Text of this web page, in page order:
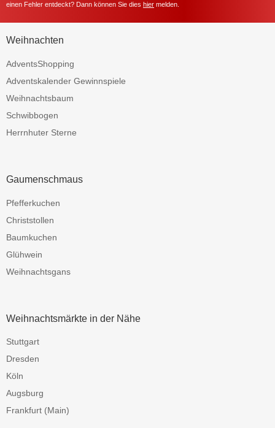
einen Fehler entdeckt? Dann können Sie dies hier melden.
Weihnachten
AdventsShopping
Adventskalender Gewinnspiele
Weihnachtsbaum
Schwibbogen
Herrnhuter Sterne
Gaumenschmaus
Pfefferkuchen
Christstollen
Baumkuchen
Glühwein
Weihnachtsgans
Weihnachtsmärkte in der Nähe
Stuttgart
Dresden
Köln
Augsburg
Frankfurt (Main)